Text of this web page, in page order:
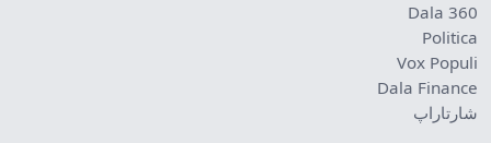
Dala 360
Politica
Vox Populi
Dala Finance
شارتاراپ